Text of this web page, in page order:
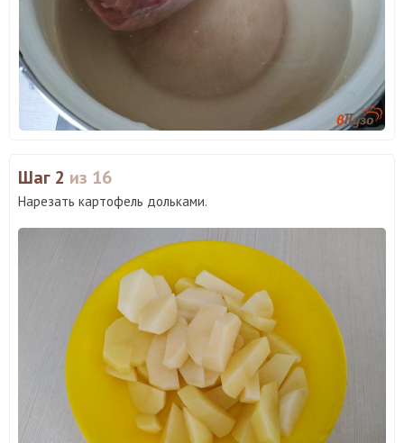
Шаг 2 из 16
Нарезать картофель дольками.